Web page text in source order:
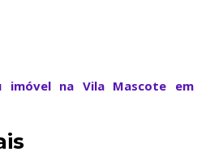
imóvel na Vila Mascote em